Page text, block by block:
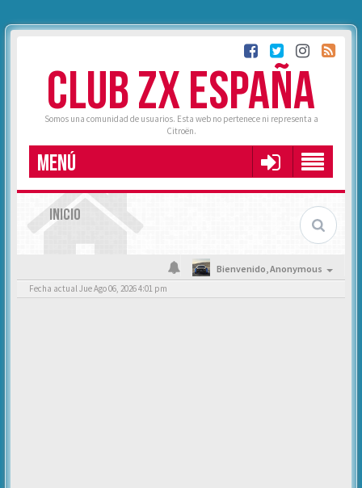
CLUB ZX ESPAÑA
Somos una comunidad de usuarios. Esta web no pertenece ni representa a
Citroën.
MENÚ
INICIO
Bienvenido,Anonymous
Fecha actual Jue Ago 06, 2026 4:01 pm